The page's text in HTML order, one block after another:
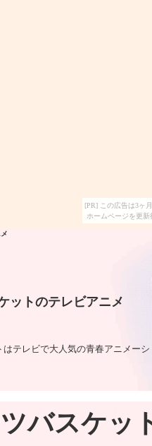
[PR] この広告は3ヶ
ホームページを更
ットのテレビアニメ
はテレビで大人気の青春アニメー
バスケッ